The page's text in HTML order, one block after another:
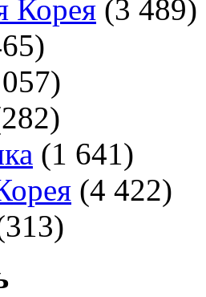
Корея (3 489)
(1 641)
(4 422)